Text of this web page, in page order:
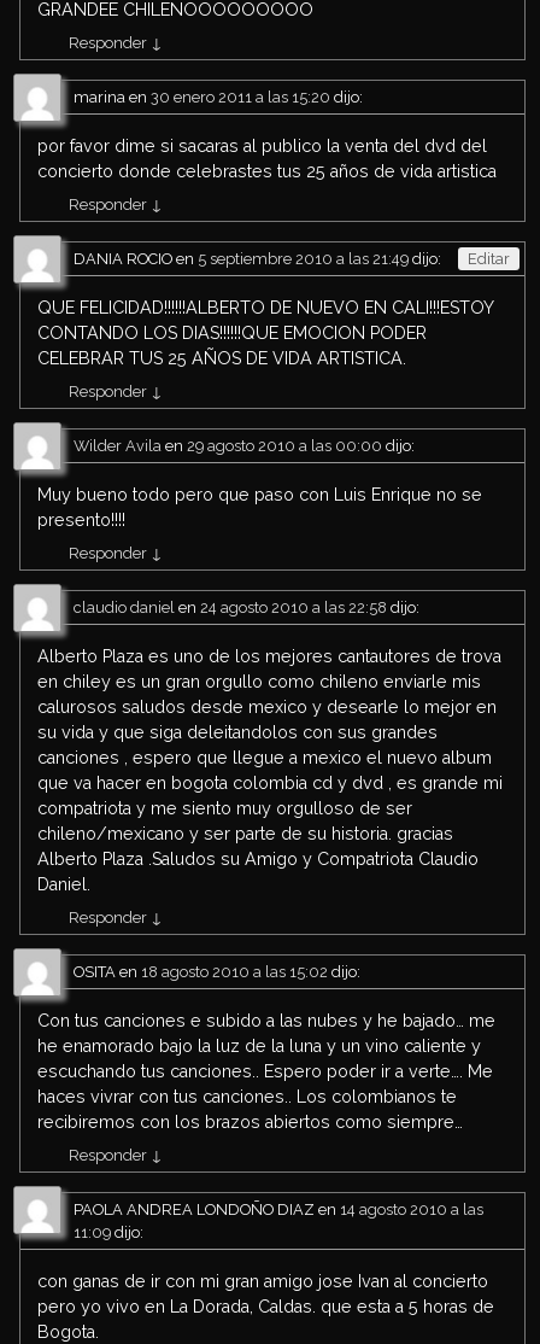
GRANDEE CHILENOOOOOOOOO
Responder ↓
marina en 30 enero 2011 a las 15:20 dijo:
por favor dime si sacaras al publico la venta del dvd del
concierto donde celebrastes tus 25 años de vida artistica
Responder ↓
DANIA ROCIO en 5 septiembre 2010 a las 21:49 dijo: Editar
QUE FELICIDAD!!!!!!ALBERTO DE NUEVO EN CALI!!!ESTOY
CONTANDO LOS DIAS!!!!!!QUE EMOCION PODER
CELEBRAR TUS 25 AÑOS DE VIDA ARTISTICA.
Responder ↓
Wilder Avila en 29 agosto 2010 a las 00:00 dijo:
Muy bueno todo pero que paso con Luis Enrique no se
presento!!!!
Responder ↓
claudio daniel en 24 agosto 2010 a las 22:58 dijo:
Alberto Plaza es uno de los mejores cantautores de trova
en chiley es un gran orgullo como chileno enviarle mis
calurosos saludos desde mexico y desearle lo mejor en
su vida y que siga deleitandolos con sus grandes
canciones , espero que llegue a mexico el nuevo album
que va hacer en bogota colombia cd y dvd , es grande mi
compatriota y me siento muy orgulloso de ser
chileno/mexicano y ser parte de su historia. gracias
Alberto Plaza .Saludos su Amigo y Compatriota Claudio
Daniel.
Responder ↓
OSITA en 18 agosto 2010 a las 15:02 dijo:
Con tus canciones e subido a las nubes y he bajado… me
he enamorado bajo la luz de la luna y un vino caliente y
escuchando tus canciones.. Espero poder ir a verte…. Me
haces vivrar con tus canciones.. Los colombianos te
recibiremos con los brazos abiertos como siempre…
Responder ↓
PAOLA ANDREA LONDOÑO DIAZ en 14 agosto 2010 a las
11:09 dijo:
con ganas de ir con mi gran amigo jose Ivan al concierto
pero yo vivo en La Dorada, Caldas. que esta a 5 horas de
Bogota.